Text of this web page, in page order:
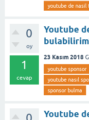
youtube de nasil
0
oy
1
cevap
Youtube
23 Kasım 2018
youtube sponsor
youtube nasıl
sponsor bulma
Youtube